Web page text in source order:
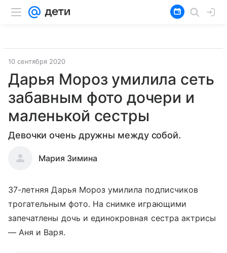
10 сентября 2020
Дарья Мороз умилила сеть
забавным фото дочери и
маленькой сестры
Девочки очень дружны между собой.
Мария Зимина
37-летняя Дарья Мороз умилила подписчиков
трогательным фото. На снимке играющими
запечатлены дочь и единокровная сестра актрисы
— Аня и Варя.